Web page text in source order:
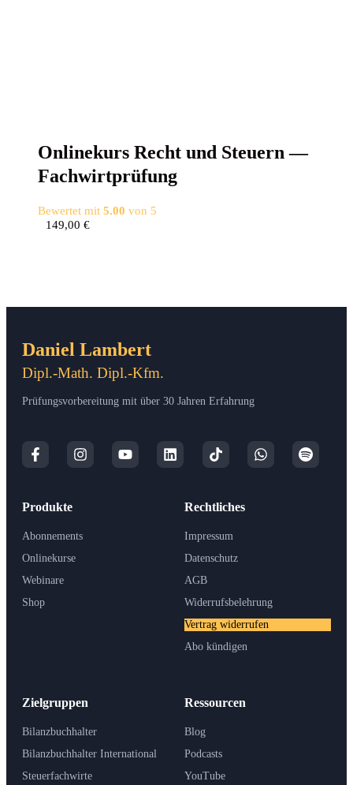
Online­kurs Recht und Steu­ern —
Fachwirtprüfung
Bewertet mit 5.00 von 5
149,00 €
Daniel Lambert
Dipl.-Math. Dipl.-Kfm.
Prüfungsvorbereitung mit über 30 Jahren Erfahrung
Produkte
Abonnements
Onlinekurse
Webinare
Shop
Zielgruppen
Bilanzbuchhalter
Bilanzbuchhalter International
Steuerfachwirte
Ressourcen
Blog
Podcasts
YouTube
Rechtliches
Impressum
Datenschutz
AGB
Widerrufsbelehrung
Vertrag widerrufen
Abo kündigen